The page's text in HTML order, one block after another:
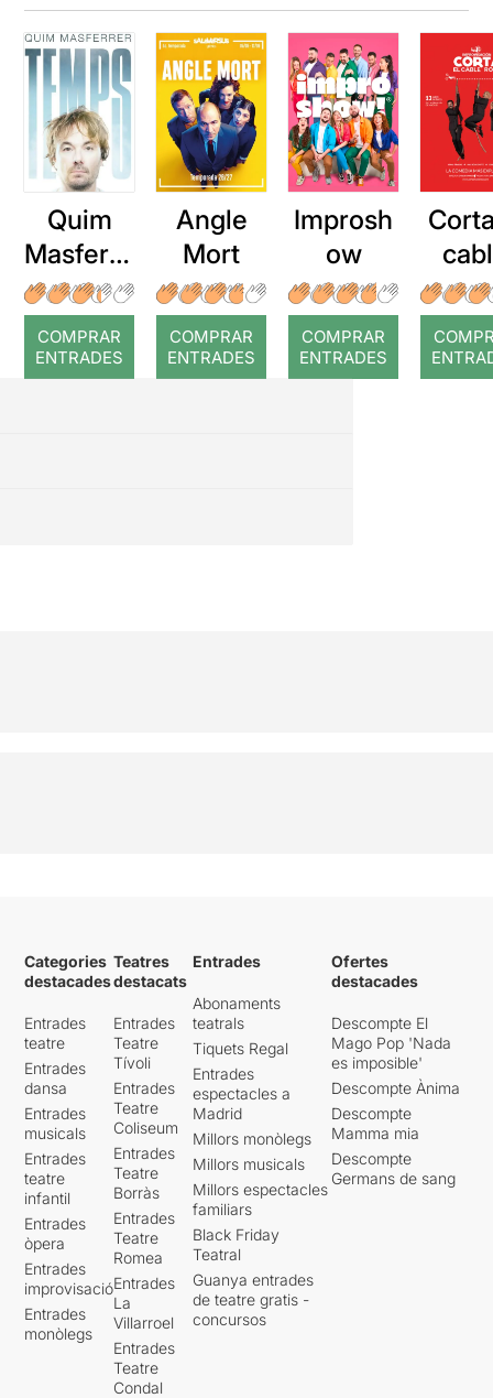
Quim
Masferre
r: Temps
COMPRAR
ENTRADES
Angle
Mort
COMPRAR
ENTRADES
Improsh
ow
COMPRAR
ENTRADES
Categories
destacades
Entrades
teatre
Entrades
dansa
Entrades
musicals
Entrades
teatre
infantil
Entrades
òpera
Entrades
improvisació
Entrades
monòlegs
Teatres
destacats
Entrades
Teatre
Tívoli
Entrades
Teatre
Coliseum
Entrades
Teatre
Borràs
Entrades
Teatre
Romea
Entrades
La
Villarroel
Entrades
Teatre
Condal
Entrades
Abonaments
teatrals
Tiquets Regal
Entrades
espectacles a
Madrid
Millors monòlegs
Millors musicals
Millors espectacles
familiars
Black Friday
Teatral
Guanya entrades
de teatre gratis -
concursos
Ofertes
destacades
Descompte El
Mago Pop 'Nada
es imposible'
Descompte Ànima
Descompte
Mamma mia
Descompte
Germans de sang